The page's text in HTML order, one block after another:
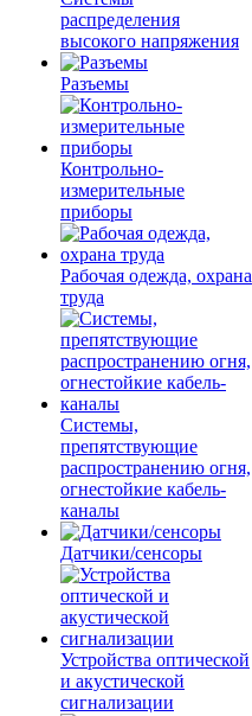
распределения
высокого напряжения
Разъемы
Контрольно-
измерительные
приборы
Рабочая одежда, охрана
труда
Системы,
препятствующие
распространению огня,
огнестойкие кабель-
каналы
Датчики/сенсоры
Устройства оптической
и акустической
сигнализации